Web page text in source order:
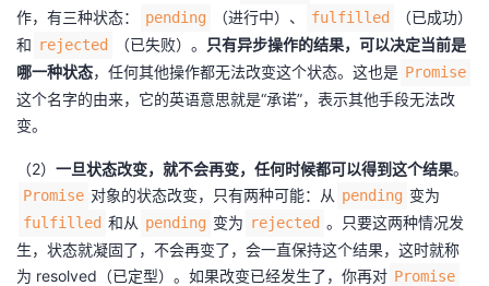
子
直
播
的
活
我
的
注
我
开
发
的
Programs
我
的
作，有三种状态：
pending （进行中）、 fulfilled
（已成功）
和 rejected （已失败）。
只有异步操作的结果，可以决定当前是
哪一种状态，任何其他操作都无法改变这个状态。这也是 Promise
这个名字的由来，它的英语意思就是“承诺”，表示其他手段无法改
变。
（2） 一旦状态改变，就不会再变，任何时候都可以得到这个结果。
Promise 对象的状态改变，只有两种可能：从 pending 变为
fulfilled 和从 pending 变为 rejected 。只要这两种情况发
生，状态就凝固了，不会再变了，会一直保持这个结果，这时就称
为 resolved（已定型）。如果改变已经发生了，你再对 Promise